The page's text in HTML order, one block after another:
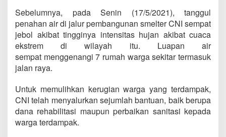
Sebelumnya, pada Senin (17/5/2021), tanggul
penahan air di jalur pembangunan smelter CNI sempat
jebol akibat tingginya intensitas hujan akibat cuaca
ekstrem di wilayah itu. Luapan air
sempat menggenangi 7 rumah warga sekitar termasuk
jalan raya.
Untuk memulihkan kerugian warga yang terdampak,
CNI telah menyalurkan sejumlah bantuan, baik berupa
dana rehabilitasi maupun perbaikan sanitasi kepada
warga terdampak.